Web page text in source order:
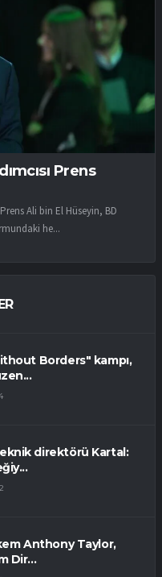
Prens
Ali bin El Hüseyin, BD
he...
Borders" kampı,
direktörü Kartal:
Anthony Taylor,
Dir...